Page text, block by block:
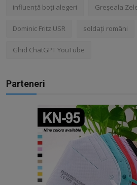
influență boți alegeri Greșeala
Dominic Fritz USR soldați români
Ghid ChatGPT YouTube
Parteneri